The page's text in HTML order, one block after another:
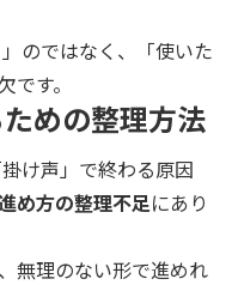
のではなく、「使いた
す。
めの整理方法
け声」で終わる原因
め方の整理不足にあり
無理のない形で進めれ